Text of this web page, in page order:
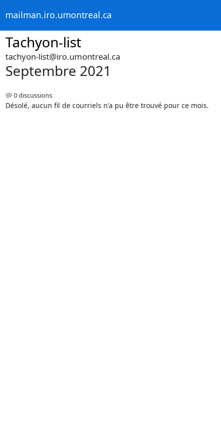
mailman.iro.umontreal.ca
Tachyon-list
tachyon-list@iro.umontreal.ca
Septembre 2021
0 discussions
Désolé, aucun fil de courriels n'a pu être trouvé pour ce mois.